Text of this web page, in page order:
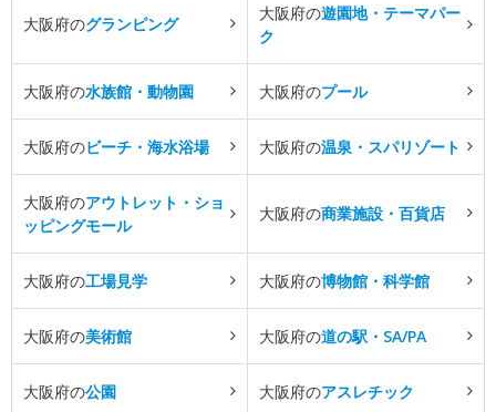
大阪府のグランピング
大阪府の遊園地・テーマパー
ク
大阪府の水族館・動物園 大阪府のプール
大阪府のビーチ・海水浴場 大阪府の温泉・スパリゾート
大阪府のアウトレット・ショ
ッピングモール
大阪府の商業施設・百貨店
大阪府の工場見学 大阪府の博物館・科学館
大阪府の美術館 大阪府の道の駅・SA/PA
大阪府の公園 大阪府のアスレチック